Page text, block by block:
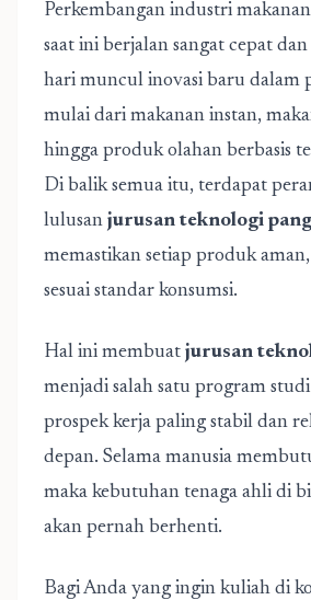
Perkembangan industri
saat ini berjalan sangat cepat
hari muncul inovasi baru dalam
mulai dari makanan instan,
hingga produk olahan berbasis
Di balik semua itu, terdapat
lulusan jurusan teknologi
memastikan setiap produk
sesuai standar konsumsi.
Hal ini membuat jurusan
menjadi salah satu program
prospek kerja paling stabil dan
depan. Selama manusia
maka kebutuhan tenaga ahli di
akan pernah berhenti.
Bagi Anda yang ingin kuliah di